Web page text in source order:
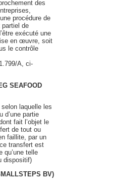
des
procédure de
de
exécuté une
en œuvre, soit
le contrôle
A, ci-
SEAFOOD
laquelle les
d’une partie
fait l’objet le
de tout ou
faillite, par un
transfert est
telle
dispositif)
BV)